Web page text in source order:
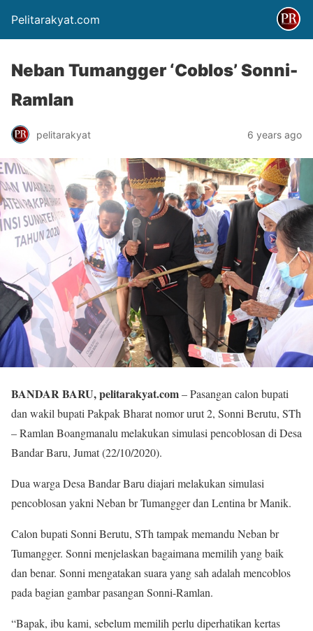
Pelitarakyat.com
Neban Tumangger ‘Coblos’ Sonni-
Ramlan
pelitarakyat 6 years ago
BANDAR BARU, pelitarakyat.com– Pasangan calon bupati
dan wakil bupati Pakpak Bharat nomor urut 2, Sonni Berutu, STh
– Ramlan Boangmanalu melakukan simulasi pencoblosan di Desa
Bandar Baru, Jumat (22/10/2020).
Dua warga Desa Bandar Baru diajari melakukan simulasi
pencoblosan yakni Neban br Tumangger dan Lentina br Manik.
Calon bupati Sonni Berutu, STh tampak memandu Neban br
Tumangger. Sonni menjelaskan bagaimana memilih yang baik
dan benar. Sonni mengatakan suara yang sah adalah mencoblos
pada bagian gambar pasangan Sonni-Ramlan.
“Bapak, ibu kami, sebelum memilih perlu diperhatikan kertas